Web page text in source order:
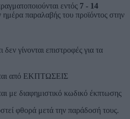
εντός 7 - 14
ημέρα παραλαβής του προϊόντος στην
γίνονται επιστροφές για τα
από ΕΚΠΤΩΣΕΙΣ
με διαφημιστικό κωδικό έκπτωσης
φθορά μετά την παράδοσή τους.